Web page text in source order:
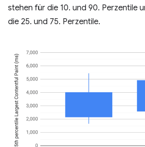
stehen für die 10. und 90. Perzentile
die 25. und 75. Perzentile.